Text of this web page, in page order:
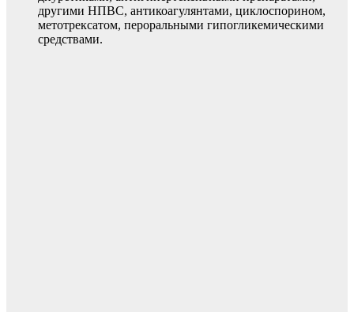
другими НПВС, антикоагулянтами, циклоспорином,
метотрексатом, пероральными гипогликемическими
средствами.